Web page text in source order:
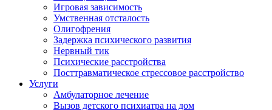
Игровая зависимость
Умственная отсталость
Олигофрения
Задержка психического развития
Нервный тик
Психические расстройства
Посттравматическое стрессовое расстройство
Услуги
Амбулаторное лечение
Вызов детского психиатра на дом